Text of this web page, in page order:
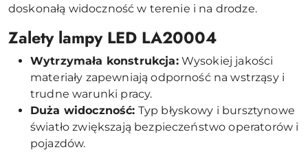
doskonałą widoczność w terenie i na drodze.
Zalety lampy LED LA20004
Wytrzymała konstrukcja:Wysokiej jakości
materiały zapewniają odporność na wstrząsy i
trudne warunki pracy.
Duża widoczność: Typ błyskowy i bursztynowe
światło zwiększają bezpieczeństwo operatorów i
pojazdów.